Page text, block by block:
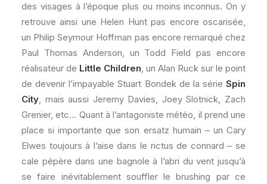
des visages à l’époque plus ou moins inconnus. On y
retrouve ainsi une Helen Hunt pas encore oscarisée,
un Philip Seymour Hoffman pas encore remarqué chez
Paul Thomas Anderson, un Todd Field pas encore
réalisateur de Little Children, un Alan Ruck sur le point
de devenir l’impayable Stuart Bondek de la série Spin
City, mais aussi Jeremy Davies, Joey Slotnick, Zach
Grenier, etc… Quant à l’antagoniste météo, il prend une
place si importante que son ersatz humain – un Cary
Elwes toujours à l’aise dans le rictus de connard – se
cale pépère dans une bagnole à l’abri du vent jusqu’à
se faire inévitablement souffler le brushing par ce